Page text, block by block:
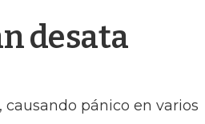
desata
pánico en varios